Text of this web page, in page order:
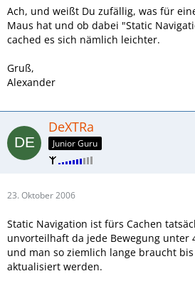
Ach, und weißt Du zufällig, was für
Maus hat und ob dabei "Static
cached es sich nämlich leichter.
Gruß,
Alexander
DeXTRa
Junior Guru
23. Oktober 2006
Static Navigation ist fürs Cachen
unvorteilhaft da jede Bewegung unter
und man so ziemlich lange braucht
aktualisiert werden.